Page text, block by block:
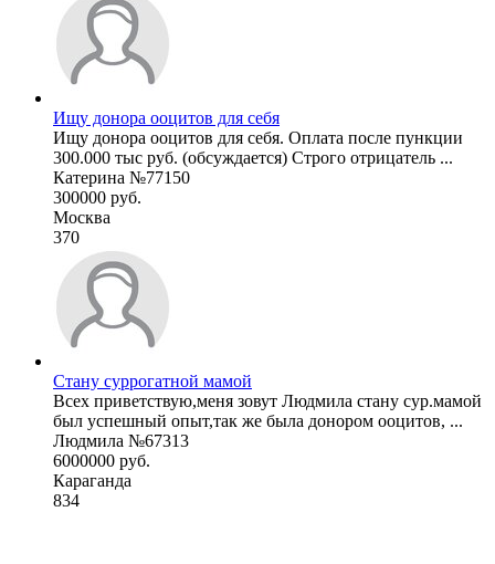
Ищу донора ооцитов для себя
Ищу донора ооцитов для себя. Оплата после пункции
300.000 тыс руб. (обсуждается) Строго отрицатель ...
Катерина №77150
300000 руб.
Москва
370
Стану суррогатной мамой
Всех приветствую,меня зовут Людмила стану сур.мамой
был успешный опыт,так же была донором ооцитов, ...
Людмила №67313
6000000 руб.
Караганда
834